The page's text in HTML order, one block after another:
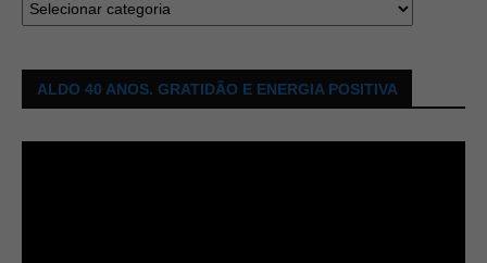
ALDO 40 ANOS. GRATIDÃO E ENERGIA POSITIVA